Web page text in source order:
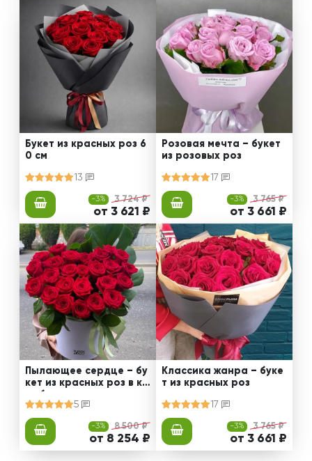
Букет из красных роз 6
0 см
13
-3% 3 724 ₽
от 3 621 ₽
Розовая мечта – букет
из розовых роз
17
-3% 3 765 ₽
от 3 661 ₽
Пылающее сердце – бу
кет из красных роз в ко
робке
5
-3% 8 500 ₽
от 8 254 ₽
Классика жанра – буке
т из красных роз
17
-3% 3 765 ₽
от 3 661 ₽